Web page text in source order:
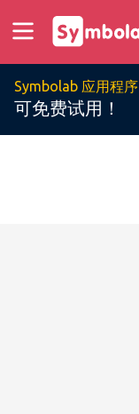
Symbolab 应用程序
可免费试用！